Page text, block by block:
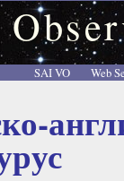
SAI VO
Web